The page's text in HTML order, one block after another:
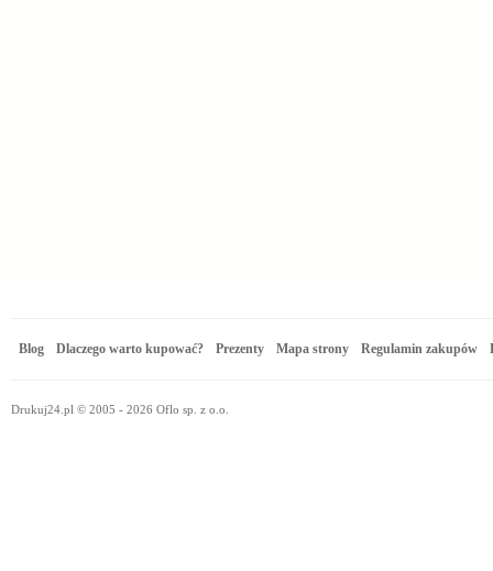
Blog Dlaczego warto kupować? Prezenty Mapa strony Regulamin zakupów
Drukuj24.pl © 2005 - 2026 Oflo sp. z o.o.